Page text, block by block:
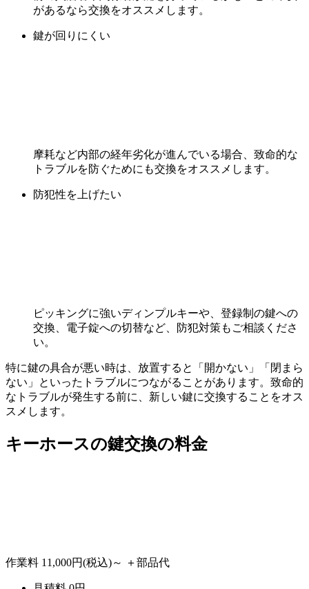
があるなら交換をオススメします。
鍵が回りにくい
摩耗など内部の経年劣化が進んでいる場合、致命的な
トラブルを防ぐためにも交換をオススメします。
防犯性を上げたい
ピッキングに強いディンプルキーや、登録制の鍵への
交換、電子錠への切替など、防犯対策もご相談くださ
い。
特に鍵の具合が悪い時は、放置すると「開かない」「閉まら
ない」といったトラブルにつながることがあります。致命的
なトラブルが発生する前に、新しい鍵に交換することをオス
スメします。
キーホースの鍵交換の料金
作業料 11,000円(税込)～ ＋部品代